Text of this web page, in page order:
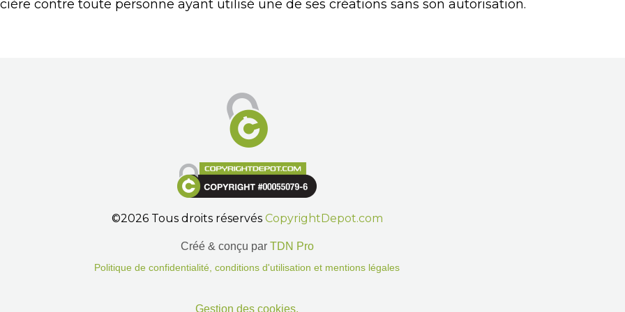
contre toute personne ayant utilisé une de ses créations sans son autorisation.
©2026 Tous droits réservés CopyrightDepot.com
Créé & conçu par TDN Pro
Politique de confidentialité, conditions d'utilisation et mentions légales
Gestion des cookies.